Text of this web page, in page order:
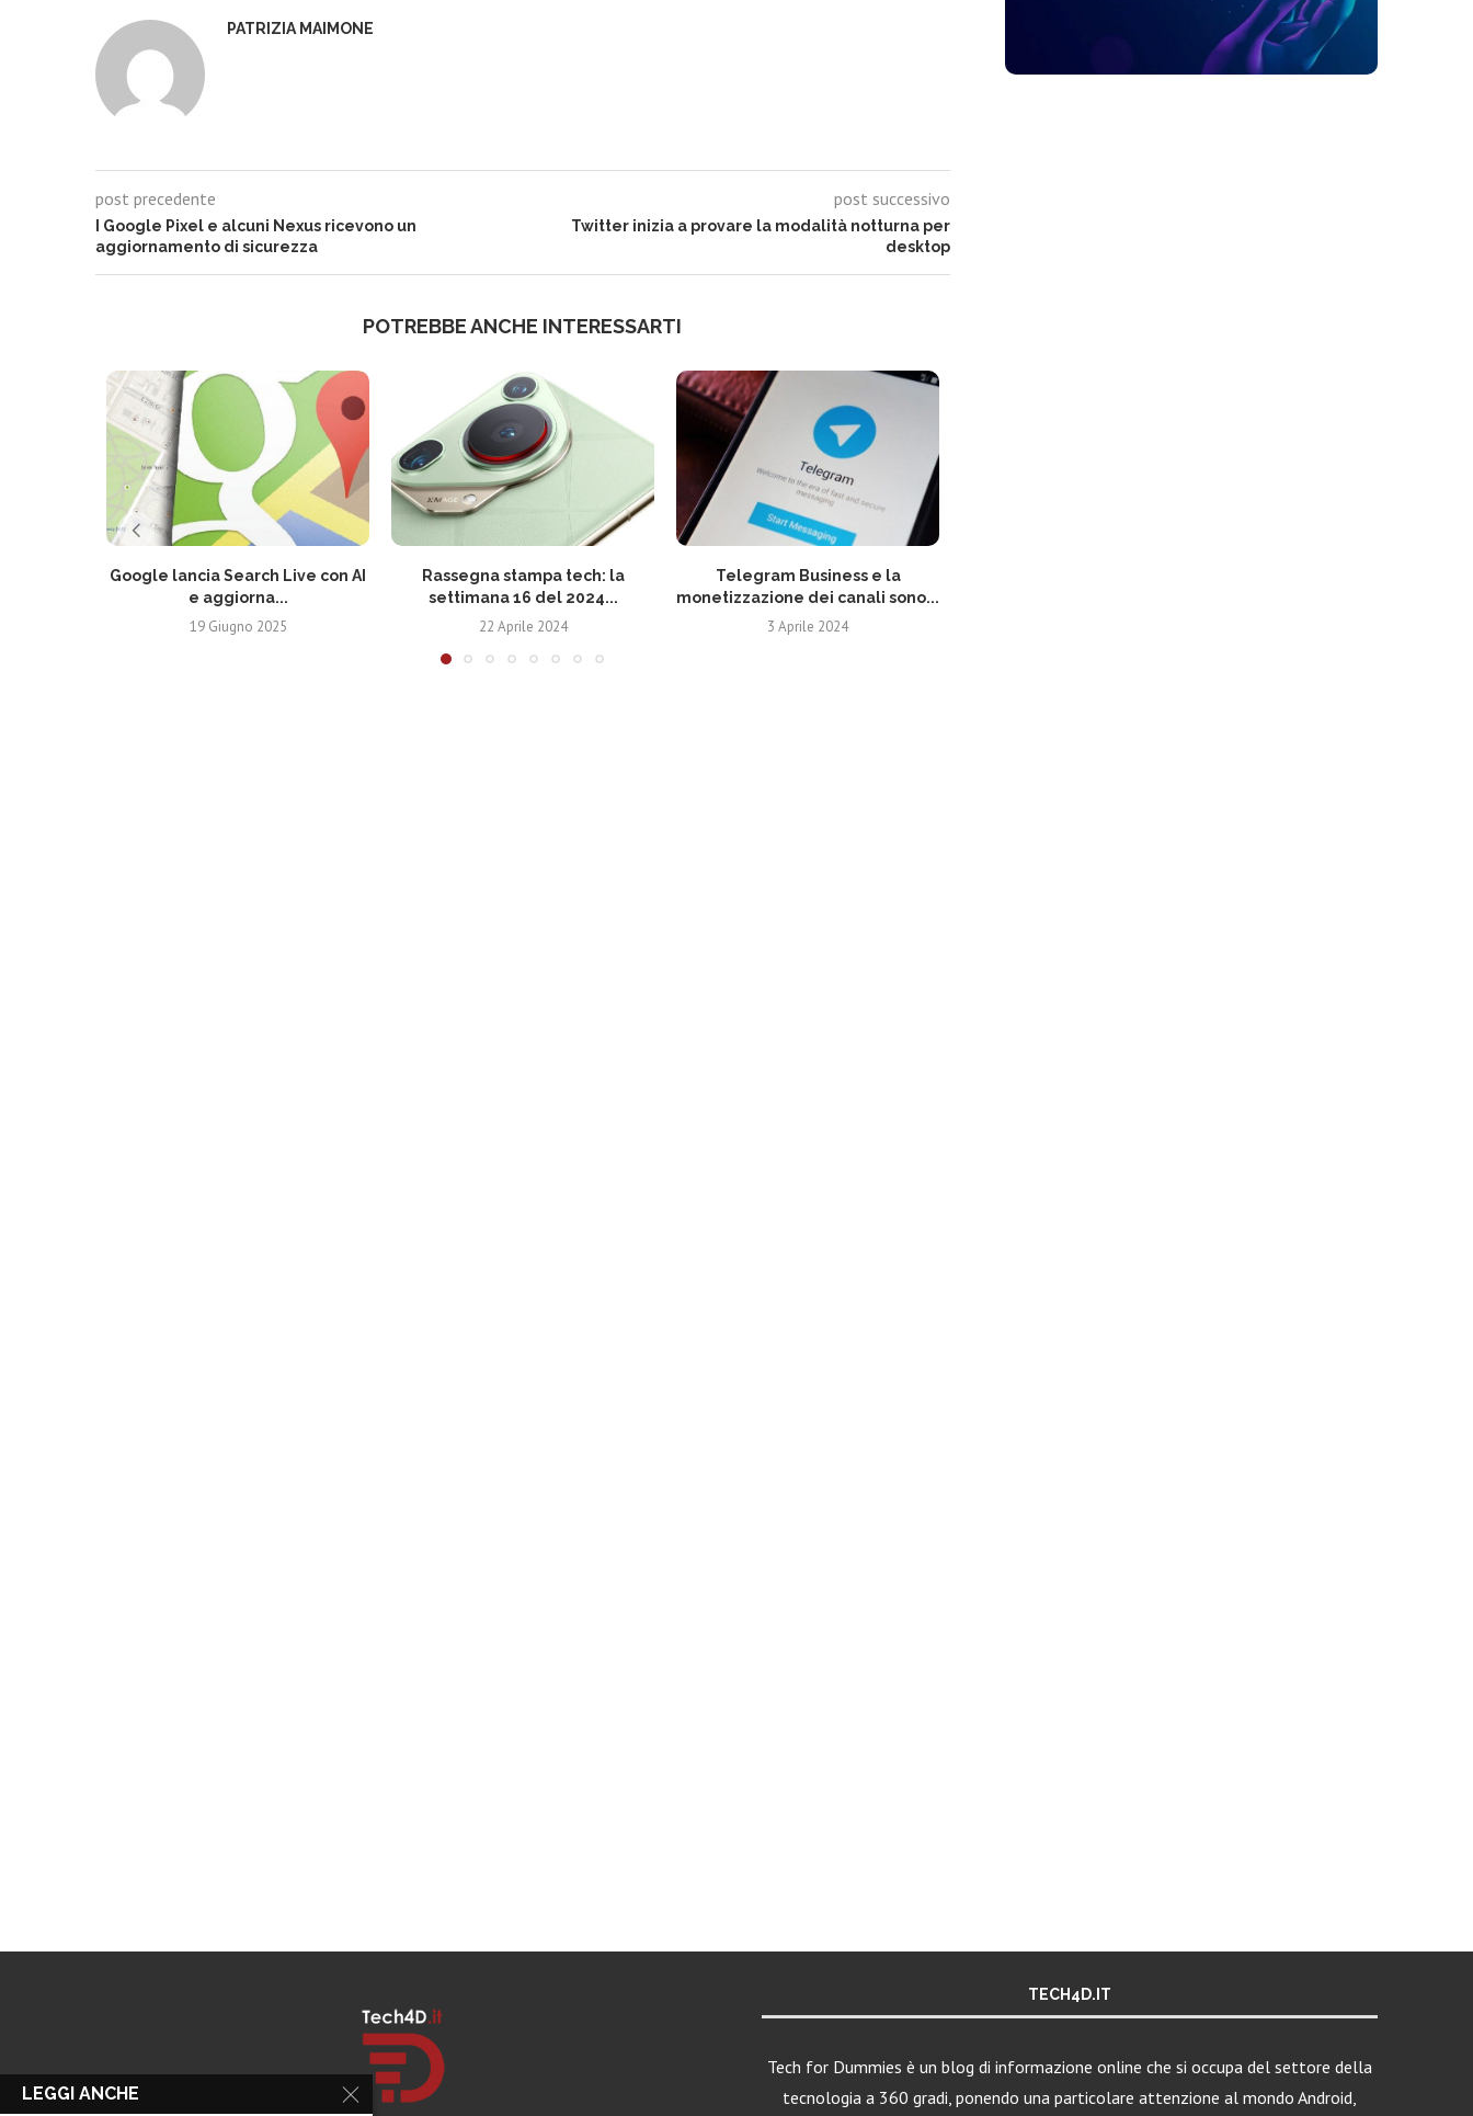
PATRIZIA MAIMONE
post precedente
I Google Pixel e alcuni Nexus ricevono un
aggiornamento di sicurezza
post successivo
Twitter inizia a provare la modalità notturna per
desktop
POTREBBE ANCHE INTERESSARTI
Google lancia Search Live con AI
e aggiorna...
19 Giugno 2025
Rassegna stampa tech: la
settimana 16 del 2024...
22 Aprile 2024
Telegram Business e la
monetizzazione dei canali sono...
3 Aprile 2024
TECH4D.IT
Tech for Dummies è un blog di informazione online che si occupa del settore della
tecnologia a 360 gradi, ponendo una particolare attenzione al mondo Android,
LEGGI ANCHE